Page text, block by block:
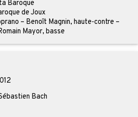
Baroque
de Joux
– Benoît Magnin, haute-contre –
Mayor, basse
Bach